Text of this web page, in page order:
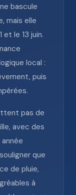
bascule
mais elle
le 13 juin.
local :
puis
pas de
avec des
que
de pluie,
à